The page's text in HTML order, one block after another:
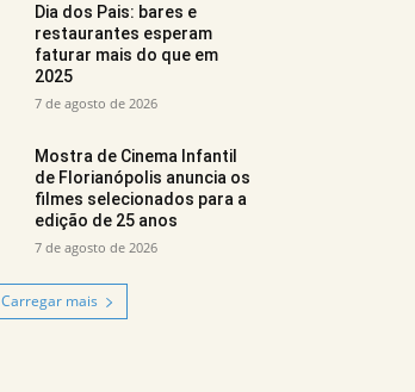
Dia dos Pais: bares e
restaurantes esperam
faturar mais do que em
2025
7 de agosto de 2026
Mostra de Cinema Infantil
de Florianópolis anuncia os
filmes selecionados para a
edição de 25 anos
7 de agosto de 2026
Carregar mais